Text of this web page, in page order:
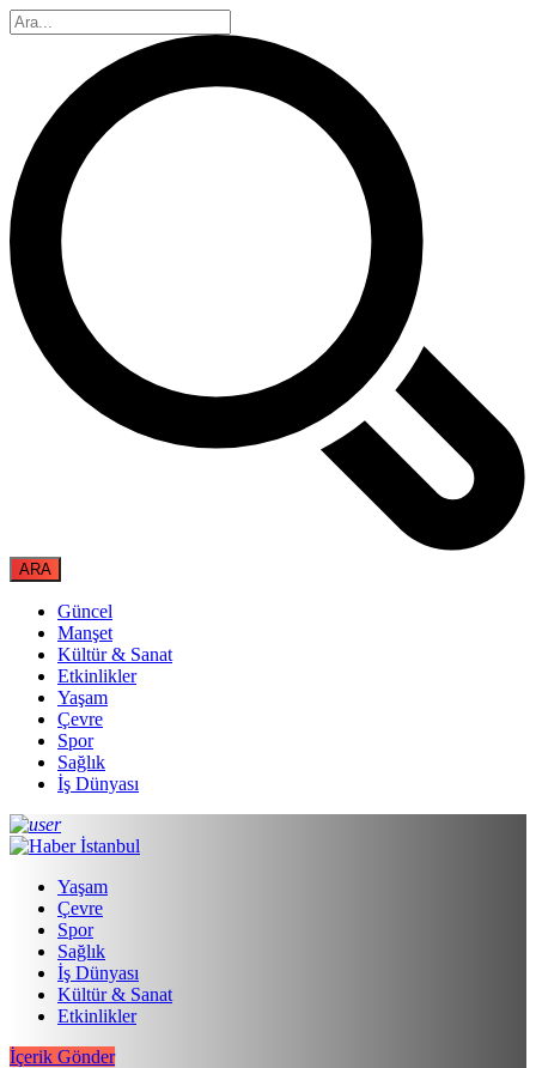
Güncel
Manşet
Kültür & Sanat
Etkinlikler
Yaşam
Çevre
Spor
Sağlık
İş Dünyası
Yaşam
Çevre
Spor
Sağlık
İş Dünyası
Kültür & Sanat
Etkinlikler
İçerik Gönder